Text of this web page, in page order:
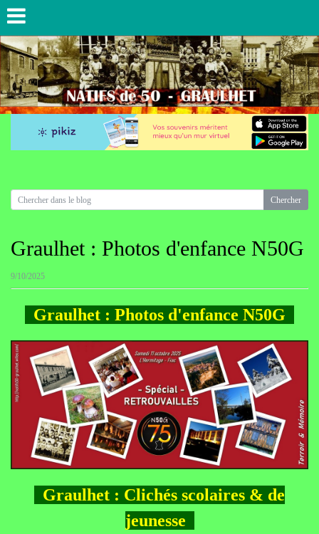
Graulhet : Photos d'enfance N50G
9/10/2025
Graulhet : Photos d'enfance N50G
Graulhet : Clichés scolaires & de
jeunesse